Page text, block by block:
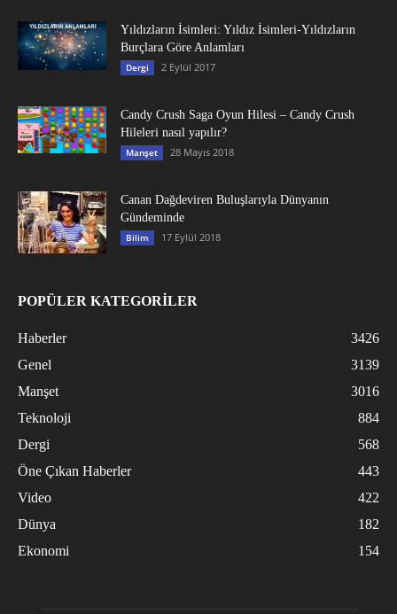
Yıldızların İsimleri: Yıldız İsimleri-Yıldızların
Burçlara Göre Anlamları
Dergi 2 Eylül 2017
Candy Crush Saga Oyun Hilesi – Candy Crush
Hileleri nasıl yapılır?
Manşet 28 Mayıs 2018
Canan Dağdeviren Buluşlarıyla Dünyanın
Gündeminde
Bilim 17 Eylül 2018
POPÜLER KATEGORİLER
Haberler
3426
Genel
3139
Manşet
3016
Teknoloji
884
Dergi
568
Öne Çıkan Haberler
443
Video
422
Dünya
182
Ekonomi
154